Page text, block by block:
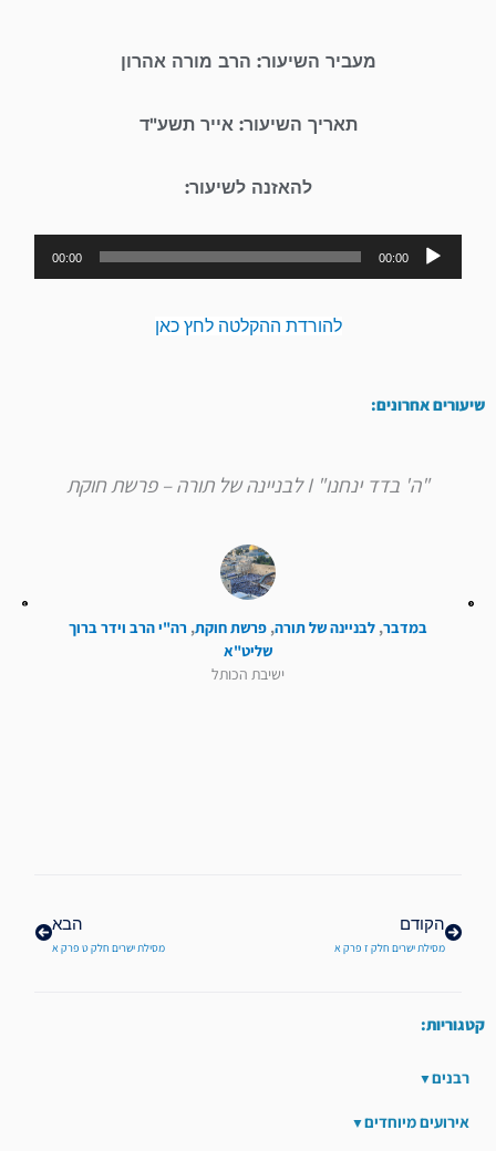
מעביר השיעור: הרב מורה אהרון
תאריך השיעור: אייר תשע"ד
להאזנה לשיעור:
נגן
אודיו
00:00
00:00
להורדת ההקלטה לחץ כאן
שיעורים אחרונים:
"ה' בדד ינחנו" I לבניינה של תורה – פרשת חוקת
במדבר, לבניינה של תורה, פרשת חוקת, רה"י הרב וידר ברוך
שליט"א
ישיבת הכותל
הקודם
מסילת ישרים חלק ז פרק א
הבא
מסילת ישרים חלק ט פרק א
קטגוריות:
רבנים
אירועים מיוחדים